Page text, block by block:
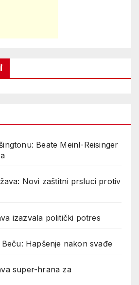
Beate Meinl-Reisinger
Novi zaštitni prsluci protiv
izazvala politički potres
Hapšenje nakon svađe
super-hrana za